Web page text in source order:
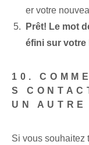
er votre
Prêt! Le mot
éfini sur votre
10.
S
UN AUTRE
Si vous souhaitez